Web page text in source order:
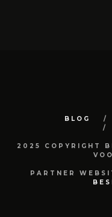
BLOG
2025 COPYRIGHT
PARTNER